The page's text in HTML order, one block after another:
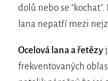
dolů nebo se
lana nepatří mezi
Ocelová lana a řetězy
frekventovaných